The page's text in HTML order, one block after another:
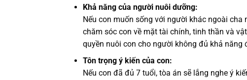
Khả năng của người nuôi dưỡng:
Nếu con muốn sống với người khác ngoài
chăm sóc con về mặt tài chính, tinh thần và
quyền nuôi con cho người không đủ khả
Tôn trọng ý kiến của con:
Nếu con đã đủ 7 tuổi, tòa án sẽ lắng nghe ý